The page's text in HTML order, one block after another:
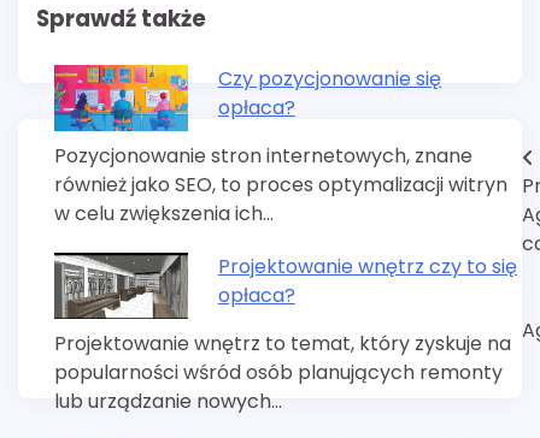
Sprawdź także
Czy pozycjonowanie się
opłaca?
Pozycjonowanie stron internetowych, znane
również jako SEO, to proces optymalizacji witryn
w celu zwiększenia ich…
Projektowanie wnętrz czy to się
opłaca?
Projektowanie wnętrz to temat, który zyskuje na
popularności wśród osób planujących remonty
lub urządzanie nowych…
Nawigacja
wpisu